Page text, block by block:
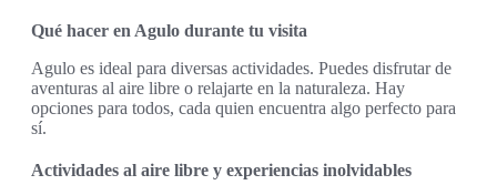
Qué hacer en Agulo durante tu visita
Agulo es ideal para diversas actividades. Puedes disfrutar de
aventuras al aire libre o relajarte en la naturaleza. Hay
opciones para todos, cada quien encuentra algo perfecto para
sí.
Actividades al aire libre y experiencias inolvidables